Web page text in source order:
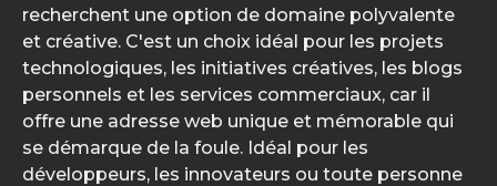
recherchent une option de domaine polyvalente
et créative. C'est un choix idéal pour les projets
technologiques, les initiatives créatives, les blogs
personnels et les services commerciaux, car il
offre une adresse web unique et mémorable qui
se démarque de la foule. Idéal pour les
développeurs, les innovateurs ou toute personne